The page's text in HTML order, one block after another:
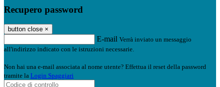
Recupero password
button close ×
E-mail Verrà inviato un messaggio
all'indirizzo indicato con le istruzioni necessarie.
Non hai una e-mail associata al nome utente? Effettua il reset della password
tramite la Login Spaggiari